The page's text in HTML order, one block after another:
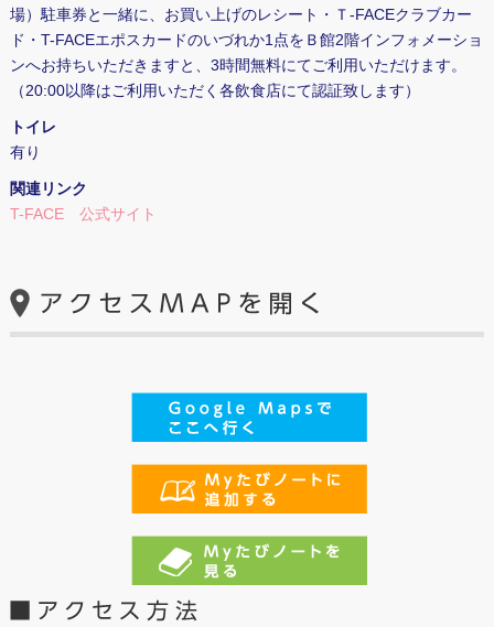
場）駐車券と一緒に、お買い上げのレシート・Ｔ-FACEクラブカー
ド・T-FACEエポスカードのいづれか1点をＢ館2階インフォメーショ
ンへお持ちいただきますと、3時間無料にてご利用いただけます。
（20:00以降はご利用いただく各飲食店にて認証致します）
トイレ
有り
関連リンク
T-FACE 公式サイト